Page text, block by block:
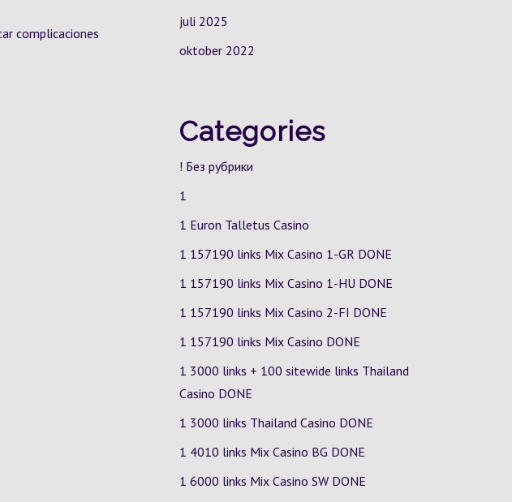
complicaciones
juli 2025
oktober 2022
Categories
! Без рубрики
1
1 Euron Talletus Casino
1 157190 links Mix Casino 1-GR DONE
1 157190 links Mix Casino 1-HU DONE
1 157190 links Mix Casino 2-FI DONE
1 157190 links Mix Casino DONE
1 3000 links + 100 sitewide links Thailand
Casino DONE
1 3000 links Thailand Casino DONE
1 4010 links Mix Casino BG DONE
1 6000 links Mix Casino SW DONE